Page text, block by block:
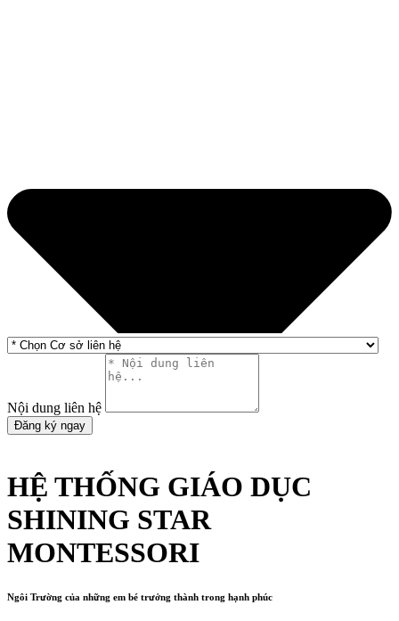
Nội dung liên hệ
Đăng ký ngay
HỆ THỐNG GIÁO DỤC
SHINING STAR
MONTESSORI
Ngôi Trường của những em bé trưởng thành trong hạnh phúc